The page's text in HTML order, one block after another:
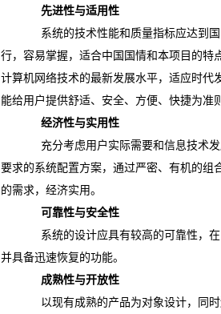
先进性与适用性
系统的技术性能和质量指标应达到
行，容易掌握，适合中国国情和本项目的特
计算机网络技术的最新发展水平，适应时代
能给用户提供舒适、安全、方便、快捷为准
经济性与实用性
充分考虑用户实际需要和信息技术
要求的系统配置方案，通过严密、有机的组
的需求，经济实用。
可靠性与安全性
系统的设计应具有较高的可靠性，
并具备迅速恢复的功能。
成熟性与开放性
以现有成熟的产品为对象设计，同